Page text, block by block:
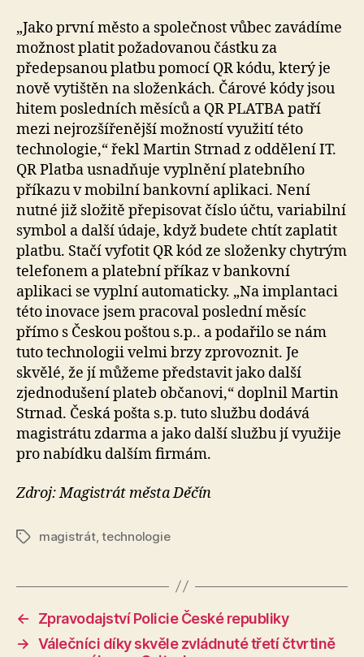
„Jako první město a společnost vůbec zavádíme
možnost platit požadovanou částku za
předepsanou platbu pomocí QR kódu, který je
nově vytištěn na složenkách. Čárové kódy jsou
hitem posledních měsíců a QR PLATBA patří
mezi nejrozšířenější možností využití této
technologie,“ řekl Martin Strnad z oddělení IT.
QR Platba usnadňuje vyplnění platebního
příkazu v mobilní bankovní aplikaci. Není
nutné již složitě přepisovat číslo účtu, variabilní
symbol a další údaje, když budete chtít zaplatit
platbu. Stačí vyfotit QR kód ze složenky chytrým
telefonem a platební příkaz v bankovní
aplikaci se vyplní automaticky. „Na implantaci
této inovace jsem pracoval poslední měsíc
přímo s Českou poštou s.p.. a podařilo se nám
tuto technologii velmi brzy zprovoznit. Je
skvělé, že jí můžeme představit jako další
zjednodušení plateb občanovi,“ doplnil Martin
Strnad. Česká pošta s.p. tuto službu dodává
magistrátu zdarma a jako další službu jí využije
pro nabídku dalším firmám.
Zdroj: Magistrát města Děčín
Štítkymagistrát,technologie
←
Zpravodajství Policie České republiky
→ Válečníci díky skvěle zvládnuté třetí čtvrtině